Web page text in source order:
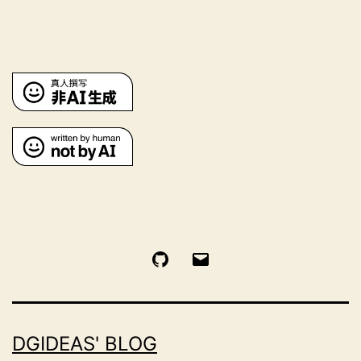
GitHub
DGIDEAS' BLOG